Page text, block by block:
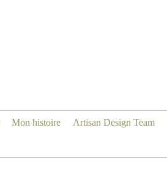
Mon histoire Artisan Design Team